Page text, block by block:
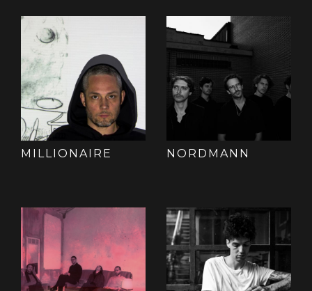
MILLIONAIRE NORDMANN